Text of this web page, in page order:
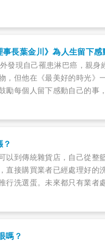
長葉金川》為人生留下感
發現自己罹患淋巴癌，親身
，但他在《最美好的時光》
勵每個人留下感動自己的事
「生命」究竟是怎麼一回事
的終點，什麼樣的滿足可以
嗎？
？
以到傳統雜貨店，自己從整
直接購買業者已經處理好的
行洗選蛋。未來都只有業者
選蛋和一般整籃的雞蛋有何
嗎？